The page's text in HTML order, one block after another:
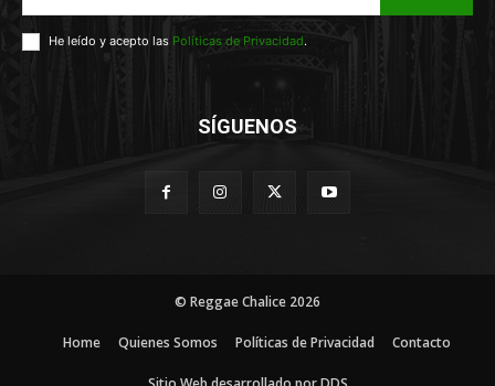
He leído y acepto las Políticas de Privacidad.
SÍGUENOS
© Reggae Chalice 2026
Home Quienes Somos Políticas de Privacidad Contacto